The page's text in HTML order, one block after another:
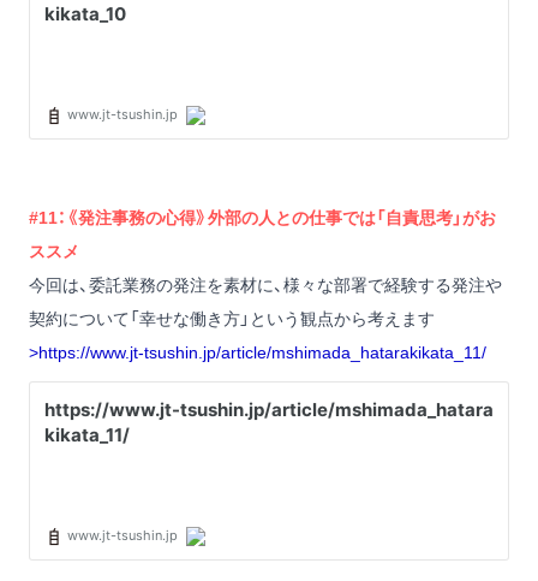
#11：《発注事務の心得》外部の人との仕事では「自責思考」がお
ススメ
今回は、委託業務の発注を素材に、様々な部署で経験する発注や
契約について「幸せな働き方」という観点から考えます
>https://www.jt-tsushin.jp/article/mshimada_hatarakikata_11/